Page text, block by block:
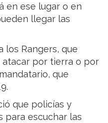
en ese lugar o en
llegar las
los Rangers, que
atacar por tierra o por
que
que policías y
para escuchar las